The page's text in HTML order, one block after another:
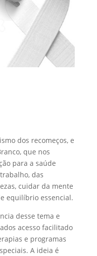
dos recomeços, e
que nos
para a saúde
das
cuidar da mente
equilíbrio essencial.
desse tema e
acesso facilitado
e programas
A ideia é